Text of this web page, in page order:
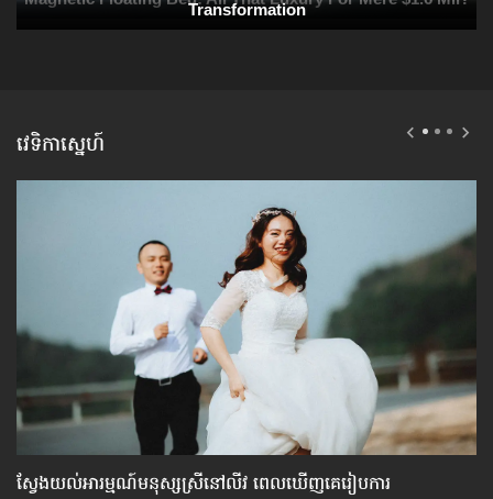
វេទិកាស្នេហ៍
ស្វែង​យល់​អារម្មណ៍​មនុស្ស​ស្រី​នៅ​លីវ ពេល​ឃើញ​គេ​រៀបការ